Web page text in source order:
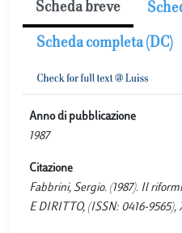
Scheda breve
Scheda completa (DC)
Anno di pubblicazione
1987
Citazione
Fabbrini, Sergio. (1987). Il
E DIRITTO, (ISSN: 0416-9565),